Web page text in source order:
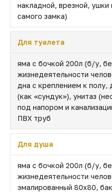
накладной, врезной,
самого замка)
Для туалета
яма с бочкой 200л (б/у,
жизнедеятельности
дна с креплением к полу,
(как «сундук»), унитаз
под напором и
ПВХ труб
Для душа
яма с бочкой 200л (б/у,
жизнедеятельности
эмалированный 80х80,